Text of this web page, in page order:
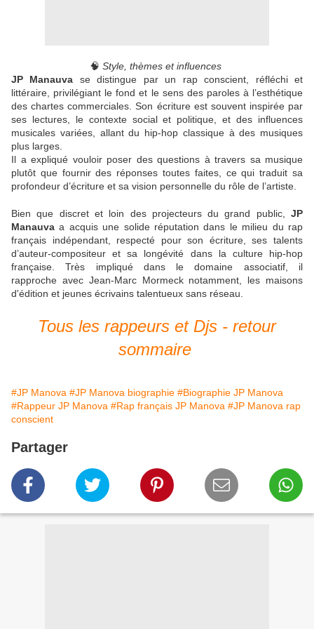
🧠 Style, thèmes et influences
JP Manauva se distingue par un rap conscient, réfléchi et
littéraire, privilégiant le fond et le sens des paroles à l’esthétique
des chartes commerciales. Son écriture est souvent inspirée par
ses lectures, le contexte social et politique, et des influences
musicales variées, allant du hip-hop classique à des musiques
plus larges.
Il a expliqué vouloir poser des questions à travers sa musique
plutôt que fournir des réponses toutes faites, ce qui traduit sa
profondeur d’écriture et sa vision personnelle du rôle de l’artiste.
Bien que discret et loin des projecteurs du grand public, JP
Manauva a acquis une solide réputation dans le milieu du rap
français indépendant, respecté pour son écriture, ses talents
d’auteur-compositeur et sa longévité dans la culture hip-hop
française. Très impliqué dans le domaine associatif, il
rapproche avec Jean-Marc Mormeck notamment, les maisons
d'édition et jeunes écrivains talentueux sans réseau.
Tous les rappeurs et Djs - retour
sommaire
#JP Manova #JP Manova biographie #Biographie JP Manova
#Rappeur JP Manova #Rap français JP Manova #JP Manova rap
conscient
Partager